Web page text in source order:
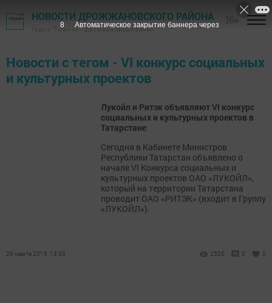
НОВОСТИ ДРОЖЖАНОВСКОГО РАЙОНА
Газета "Туган як" - Дрожжановский район
Новости с тегом - VI конкурс социальных
и культурных проектов
Лукойл и Ритэк объявляют VI конкурс
социальных и культурных проектов в
Татарстане
Сегодня в Кабинете Министров
Республики Татарстан объявлено о
начале VI Конкурса социальных и
культурных проектов ОАО «ЛУКОЙЛ»,
который на территории Татарстана
проводит ОАО «РИТЭК» (входит в Группу
«ЛУКОЙЛ»).
26 марта 2015, 13:33 2520 0 0
8 Автоматическое закрытие баннера через